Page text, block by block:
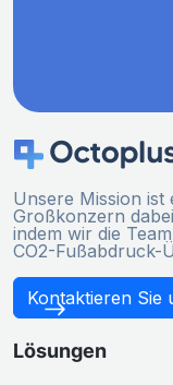
Unsere Mission
Großkonzern
indem wir die
CO2-Fußabdruck-
Kontaktieren Sie
Lösungen